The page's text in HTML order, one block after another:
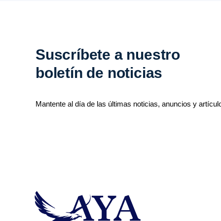
Suscríbete a nuestro
boletín de noticias
Mantente al día de las últimas noticias, anuncios y